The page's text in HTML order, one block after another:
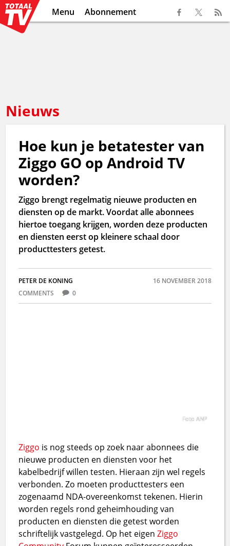
Menu Abonnement
Nieuws
Hoe kun je betatester van
Ziggo GO op Android TV
worden?
Ziggo brengt regelmatig nieuwe producten en
diensten op de markt. Voordat alle abonnees
hiertoe toegang krijgen, worden deze producten
en diensten eerst op kleinere schaal door
producttesters getest.
PETER DE KONING
16 NOVEMBER 2018
COMMENTS
0
Foto ANP
Ziggo is nog steeds op zoek naar abonnees die
nieuwe producten en diensten voor het
kabelbedrijf willen testen. Hieraan zijn wel regels
verbonden. Zo moeten producttesters een
zogenaamd NDA-overeenkomst tekenen. Hierin
worden regels rond geheimhouding van
producten en diensten die getest worden
schriftelijk vastgelegd. Op het eigenZiggo